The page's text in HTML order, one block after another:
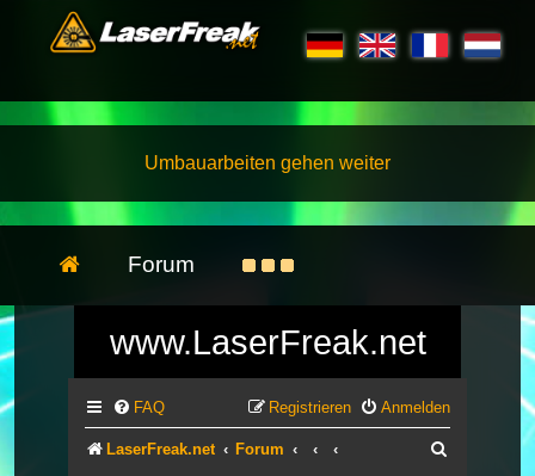
Umbauarbeiten gehen weiter
Forum
www.LaserFreak.net
FAQ Anmelden
Registrieren
LaserFreak.net Forum